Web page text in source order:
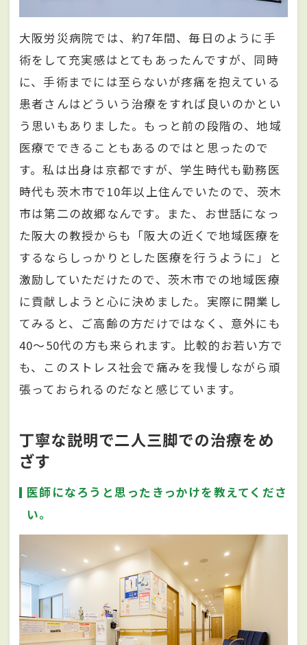
大阪労災病院では、約7年間、毎日のように手
術をして充実感はとてもあったんですが、同時
に、手術までには至らないが疼痛を抱えている
患者さんはどういう治療をすれば良いのかとい
う思いもありました。もっと前の段階の、地域
医療でできることもあるのではと思ったので
す。私は出身は京都ですが、学生時代も勤務医
時代も茨木市で10年以上住んでいたので、茨木
市は第二の故郷なんです。また、お世話になっ
た阪大の教授からも「阪大の近くで地域医療を
するならしっかりとした医療を行うように」と
激励していただけたので、茨木市での地域医療
に貢献しようと心に決めました。実際に開業し
てみると、ご高齢の方だけではなく、意外にも
40～50代の方も来られます。比較的お若い方で
も、このストレス社会で痛みを我慢しながら頑
張っておられるのだなと感じています。
丁寧な説明で二人三脚での治療をめ
ざす
医師になろうと思ったきっかけを教えてくださ
い。